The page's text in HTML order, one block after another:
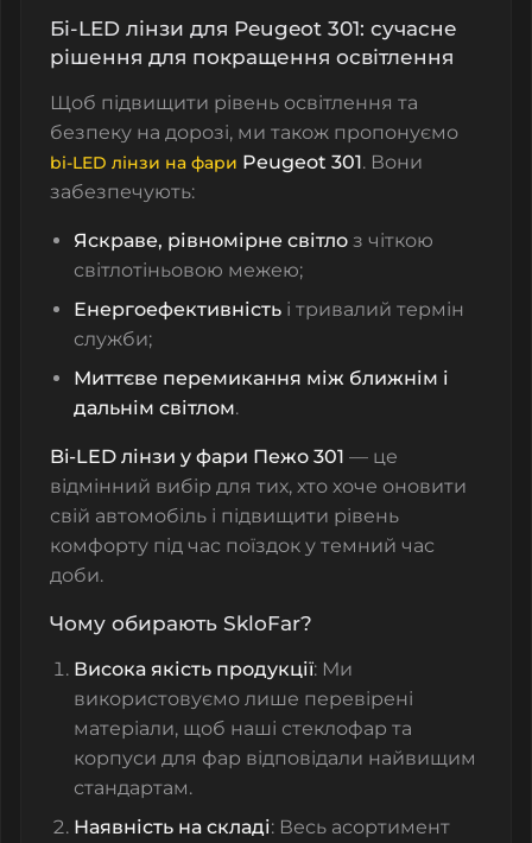
Бі-LED лінзи для Peugeot 301: сучасне
рішення для покращення освітлення
Щоб підвищити рівень освітлення та
безпеку на дорозі, ми також пропонуємо
bi-LED лінзи на фари Peugeot 301. Вони
забезпечують:
Яскраве, рівномірне світло з чіткою
світлотіньовою межею;
Енергоефективність і тривалий термін
служби;
Миттєве перемикання між ближнім і
дальнім світлом.
Bi-LED лінзи у фари Пежо 301 — це
відмінний вибір для тих, хто хоче оновити
свій автомобіль і підвищити рівень
комфорту під час поїздок у темний час
доби.
Чому обирають SkloFar?
Висока якість продукції: Ми
використовуємо лише перевірені
матеріали, щоб наші стеклофар та
корпуси для фар відповідали найвищим
стандартам.
Наявність на складі: Весь асортимент